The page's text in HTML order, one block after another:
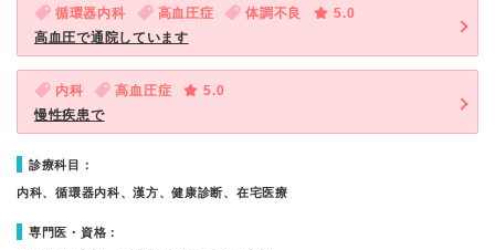
循環器内科 高血圧症 体調不良
5.0
高血圧で通院しています
内科 高血圧症
5.0
慢性疾患で
診療科目：
内科、循環器内科、漢方、健康診断、在宅医療
専門医・資格：